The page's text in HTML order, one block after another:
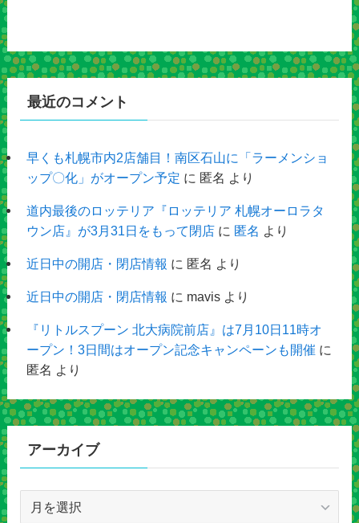
最近のコメント
早くも札幌市内2店舗目！南区石山に「ラーメンショ
ップ〇化」がオープン予定 に 匿名 より
道内最後のロッテリア『ロッテリア 札幌オーロラタ
ウン店』が3月31日をもって閉店に 匿名 より
近日中の開店・閉店情報 に 匿名 より
近日中の開店・閉店情報 に mavisより
『リトルスプーン 北大病院前店』は7月10日11時オ
ープン！3日間はオープン記念キャンペーンも開催 に
匿名 より
アーカイブ